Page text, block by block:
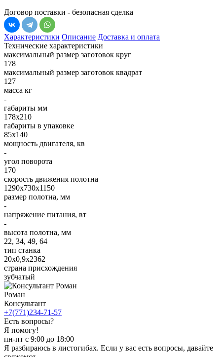
Договор поставки - безопасная сделка
Характеристики Описание Доставка и оплата
Технические характеристики
максимальный размер заготовок круг
178
максимальный размер заготовок квадрат
127
масса кг
-
габариты мм
178х210
габариты в упаковке
85х140
мощность двигателя, кв
-
угол поворота
170
скорость движения полотна
1290х730х1150
размер полотна, мм
-
напряжение питания, вт
-
высота полотна, мм
22, 34, 49, 64
тип станка
20х0,9х2362
страна присхождения
зубчатый
Роман
Консультант
+7(771)234-71-57
Есть вопросы?
Я помогу!
пн-пт с 9:00 до 18:00
Я разбираюсь в листогибах. Если у вас есть вопросы, давайте